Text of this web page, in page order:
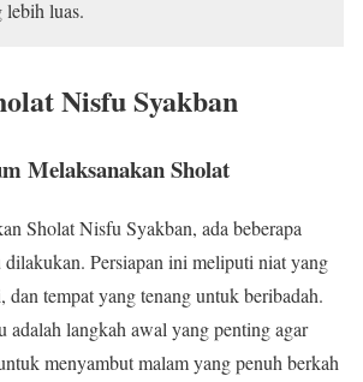
lebih luas.
Nisfu Syakban
Melaksanakan Sholat
Sholat Nisfu Syakban, ada beberapa
dilakukan. Persiapan ini meliputi niat yang
dan tempat yang tenang untuk beribadah.
adalah langkah awal yang penting agar
menyambut malam yang penuh berkah